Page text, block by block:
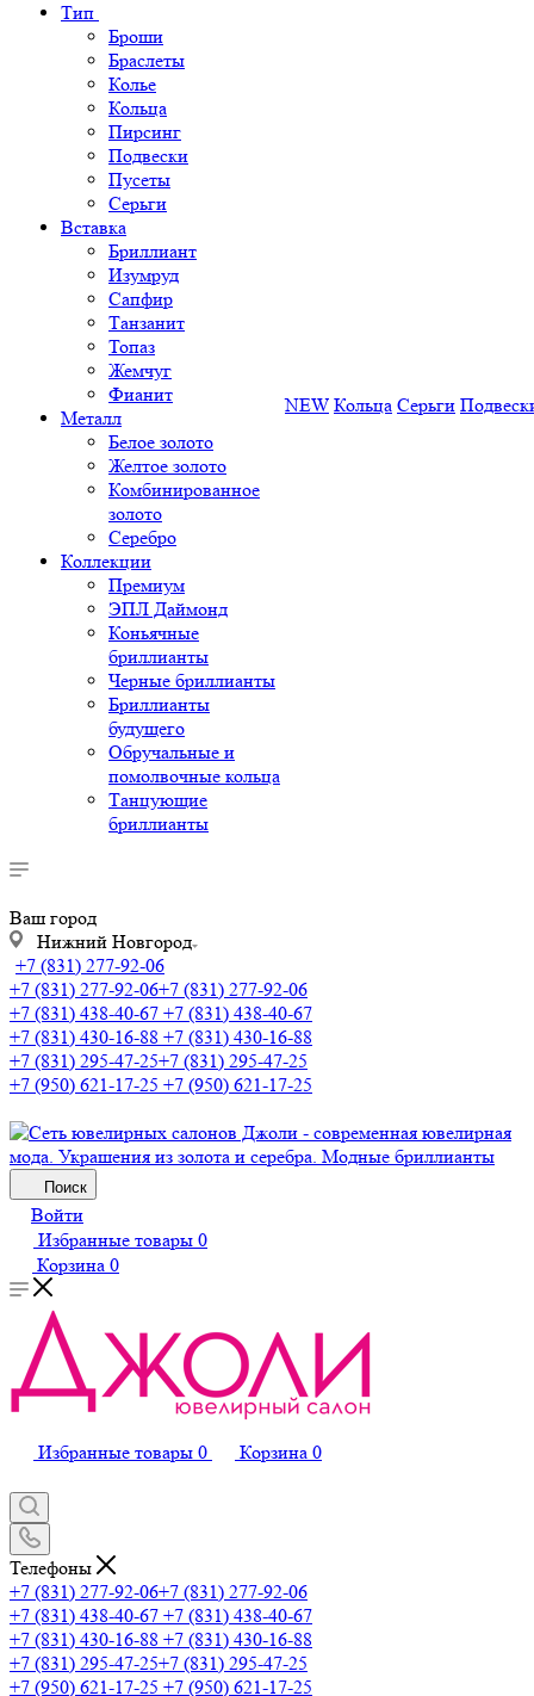
Тип
Броши
Браслеты
Колье
Кольца
Пирсинг
Подвески
Пусеты
Серьги
Вставка
Бриллиант
Изумруд
Сапфир
Танзанит
Топаз
Жемчуг
Фианит
Металл
Белое золото
Желтое золото
Комбинированное
золото
Серебро
Коллекции
Премиум
ЭПЛ Даймонд
Коньячные
бриллианты
Черные бриллианты
Бриллианты
будущего
Обручальные и
помолвочные кольца
Танцующие
бриллианты
NEW Кольца Серьги
Ваш город
Нижний Новгород
+7 (831) 277-92-06
+7 (831) 277-92-06+7 (831) 277-92-06
+7 (831) 438-40-67 +7 (831) 438-40-67
+7 (831) 430-16-88 +7 (831) 430-16-88
+7 (831) 295-47-25+7 (831) 295-47-25
+7 (950) 621-17-25 +7 (950) 621-17-25
Поиск
Войти
Избранные товары 0
Корзина 0
Избранные товары 0 Корзина 0
Телефоны
+7 (831) 277-92-06+7 (831) 277-92-06
+7 (831) 438-40-67 +7 (831) 438-40-67
+7 (831) 430-16-88 +7 (831) 430-16-88
+7 (831) 295-47-25+7 (831) 295-47-25
+7 (950) 621-17-25 +7 (950) 621-17-25